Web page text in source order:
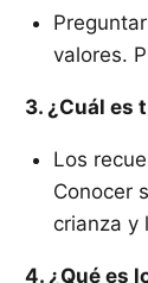
valores.
3. ¿Cuál es
Los
Conocer
crianza y
4. ¿Qué es